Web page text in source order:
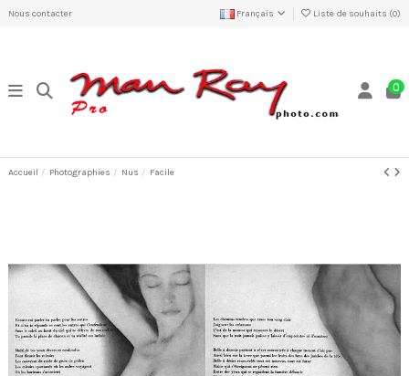
Nous contacter Français Liste de souhaits (0)
0
Accueil Photographies Nus Facile